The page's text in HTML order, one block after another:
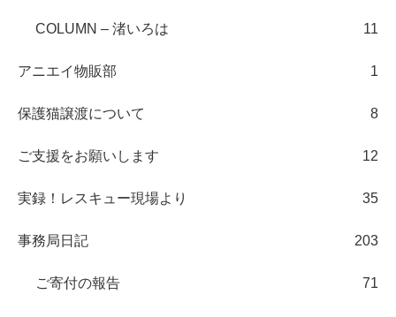
COLUMN – 渚いろは 11
アニエイ物販部 1
保護猫譲渡について 8
ご支援をお願いします 12
実録！レスキュー現場より 35
事務局日記 203
ご寄付の報告 71